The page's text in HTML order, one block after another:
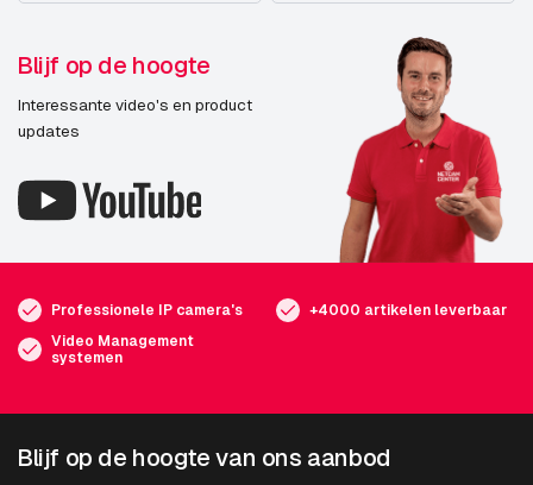
Blijf op de hoogte
Interessante video's en product
updates
Professionele IP camera's
+4000 artikelen leverbaar
Video Management
systemen
Blijf op de hoogte van ons aanbod